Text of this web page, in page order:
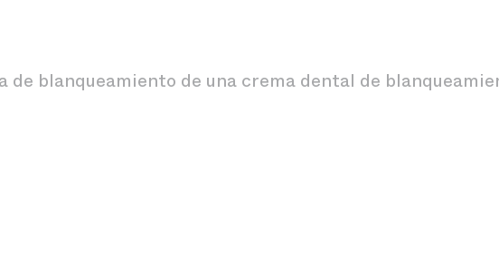
de blanqueamiento de una crema dental de